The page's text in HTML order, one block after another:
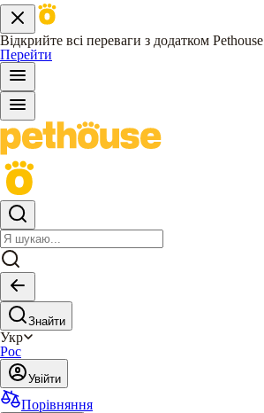
Відкрийте всі переваги з додатком Pethouse
Перейти
Знайти
Укр
Рос
Увійти
Порівняння